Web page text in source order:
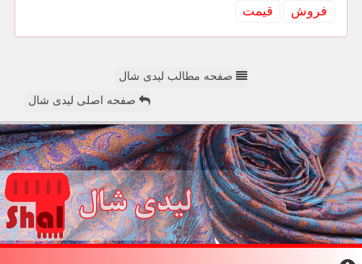
فروش
قیمت
صفحه مطالب لیدی شال
صفحه اصلی لیدی شال